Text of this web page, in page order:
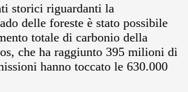
storici riguardanti la
delle foreste è stato possibile
totale di carbonio della
che ha raggiunto 395 milioni di
hanno toccato le 630.000